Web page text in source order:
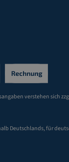
verstehen sich
Deutschlands, für